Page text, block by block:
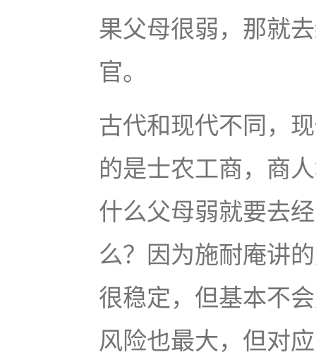
果父母很弱，那就
官。
古代和现代不同，
的是士农工商，商
什么父母弱就要去
么？因为施耐庵讲
很稳定，但基本不
风险也最大，但对